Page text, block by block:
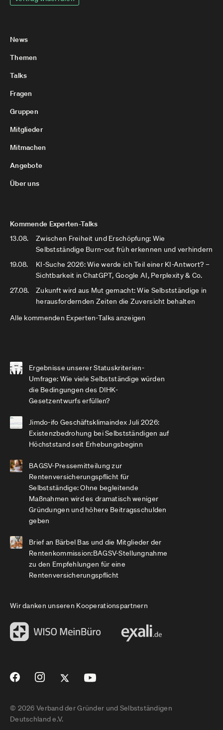
News
Themen
Talks
Fragen
Gruppen
Mitglieder
Mitmachen
Angebote
Über uns
Kommende Experten-Talks
13.08.
Zwischen Freiheit und Erschöpfung: Wie
Selbstständige Burn-out früh erkennen und verhindern
19.08.
KI-Suche 2026: Wie werde ich Teil einer KI-Antwort? –
Sichtbarkeit in ChatGPT, Google AI, Perplexity & Co.
27.08.
Zukunft wird aus Mut gemacht: Wie Selbstständige in
herausfordernden Zeiten die Zuversicht behalten
Alle kommenden Experten-Talks anzeigen
Ergebnisse unserer Statuskriterien-
Umfrage: Wie viele Selbstständige würden
die Bedingungen des DIHK-
Gesetzentwurfs erfüllen?
Jimdo-ifo Geschäftsklimaindex Juli 2026:
Existenzbedrohung bei Selbstständigen auf
Höchststand seit Erhebungsbeginn
BAGSV-Pressemitteilung zur
Rentenversicherungspflicht für
Selbstständige: Ohne begleitende
Maßnahmen wird es dramatisch weniger
Gründungen und höhere Beitragsschulden
geben
Brief an Bärbel Bas und die Mitglieder der
Rentenkommission:BAGSV-Stellungnahme
zu den Empfehlungen für eine
Rentenversicherungspflicht
Wir danken unseren Kooperationspartnern
© 2026 Verband der Gründer und Selbstständigen
Deutschland e.V.